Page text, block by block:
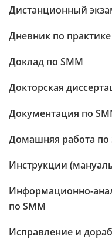
Дистанционный
Дневник по
Доклад по SMM
Докторская
Документация по
Домашняя работа по
Инструкции
Информационно-
по SMM
Исправление и